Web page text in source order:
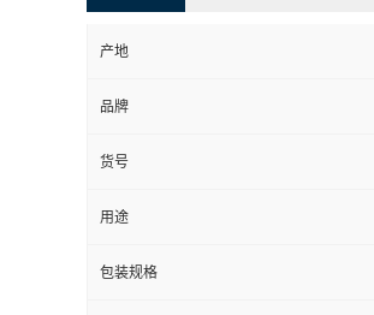
产地
品牌
货号
用途
包装规格